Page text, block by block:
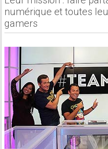
numérique et toutes
gamers